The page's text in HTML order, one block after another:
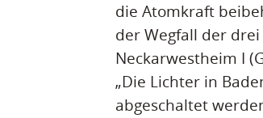
die Atomkraft
der Wegfall der drei
Neckarwestheim I
„Die Lichter in
abgeschaltet